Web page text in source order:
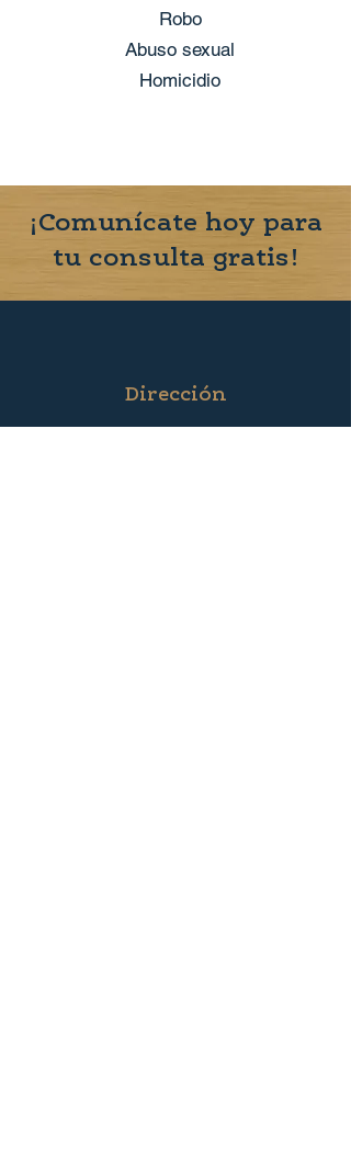
Robo
Abuso sexual
Homicidio
¡Comunícate hoy para
tu consulta gratis!
Dirección
212 Stratford Street